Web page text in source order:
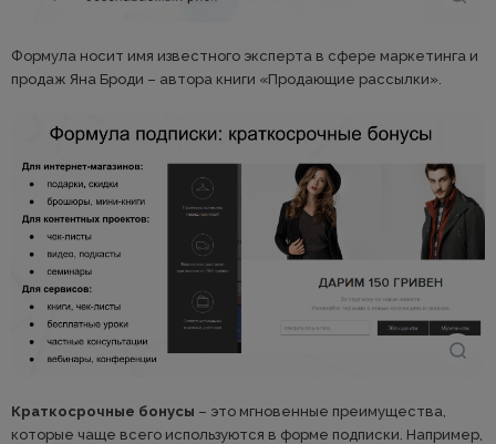
Формула носит имя известного эксперта в сфере маркетинга и
продаж Яна Броди – автора книги «Продающие рассылки».
Краткосрочные бонусы – это мгновенные преимущества,
которые чаще всего используются в форме подписки. Например,